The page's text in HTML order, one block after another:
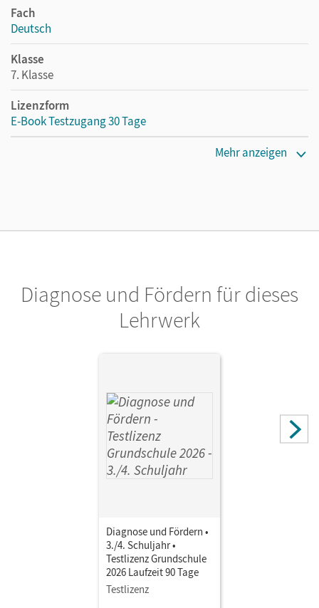
Fach
Deutsch
Klasse
7. Klasse
Lizenzform
E-Book Testzugang 30 Tage
Herausgeber/-in
Scharfe, Astrid
Möller, Bernhard; Leipold, Sylvelin; Potyra, Heike; Bonora,
Maier-Hundhammer, Petra; Schlumpp, Josua
Mehr anzeigen
Diagnose und Fördern für dieses
Lehrwerk
Diagnose und Fördern •
3./4. Schuljahr •
Testlizenz Grundschule
2026 Laufzeit 90 Tage
Testlizenz